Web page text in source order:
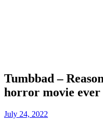
Tumbbad –
horror movie
July 24, 2022